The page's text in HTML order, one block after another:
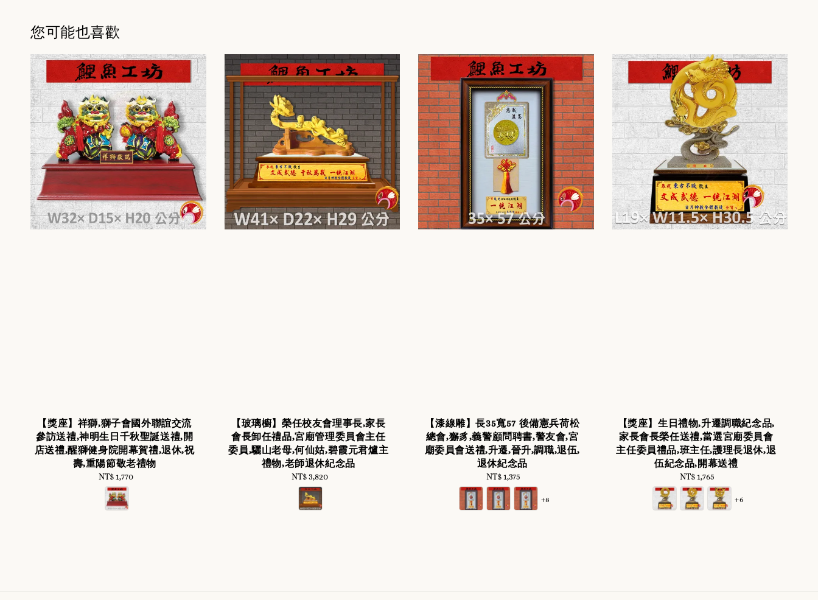
您可能也喜歡
【獎座】祥獅,獅子會國外聯誼交流
參訪送禮,神明生日千秋聖誕送禮,開
店送禮,醒獅健身院開幕賀禮,退休,祝
壽,重陽節敬老禮物
Regular
price
NT$ 1,770
【玻璃櫥】榮任校友會理事長,家長
會長卸任禮品,宮廟管理委員會主任
委員,驪山老母,何仙姑,碧霞元君爐主
禮物,老師退休紀念品
Regular
price
NT$ 3,820
【漆線雕】長35寬57 後備憲兵荷松
總會,獬豸,義警顧問聘書,警友會,宮
廟委員會送禮,升遷,晉升,調職,退伍,
退休紀念品
Regular
price
NT$ 1,375
+8
【獎座】生日禮物,升遷調職紀念品,
家長會長榮任送禮,當選宮廟委員會
主任委員禮品,班主任,護理長退休,退
伍紀念品,開幕送禮
Regular
price
NT$ 1,765
+6